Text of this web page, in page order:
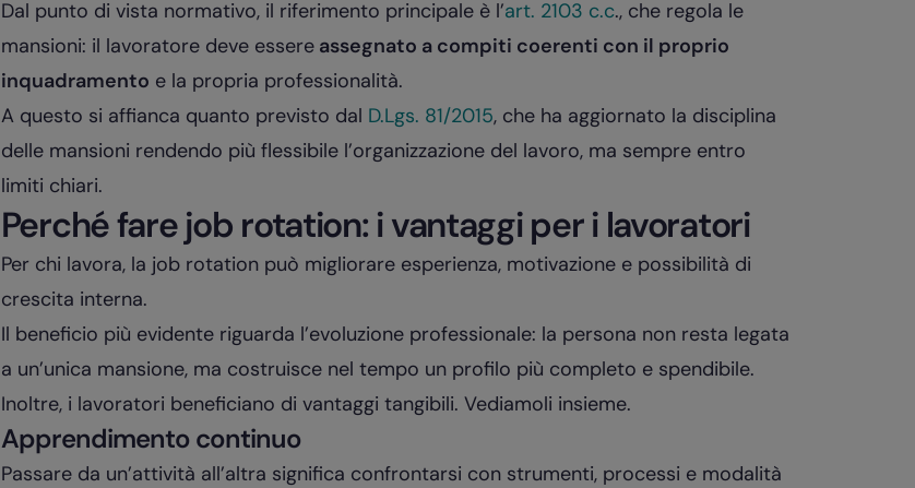
Dal punto di vista normativo, il riferimento principale è l’art. 2103 c.c., che regola le
mansioni: il lavoratore deve essereassegnato a compiti coerenti con il proprio
inquadramento e la propria professionalità.
A questo si affianca quanto previsto dal D.Lgs. 81/2015, che ha aggiornato la disciplina
delle mansioni rendendo più flessibile l’organizzazione del lavoro, ma sempre entro
limiti chiari.
Perché fare job rotation: i vantaggi per i lavoratori
Per chi lavora, la job rotation può migliorare esperienza, motivazione e possibilità di
crescita interna.
Il beneficio più evidente riguarda l’evoluzione professionale: la persona non resta legata
a un’unica mansione, ma costruisce nel tempo un profilo più completo e spendibile.
Inoltre, i lavoratori beneficiano di vantaggi tangibili. Vediamoli insieme.
Apprendimento continuo
Passare da un’attività all’altra significa confrontarsi con strumenti, processi e modalità